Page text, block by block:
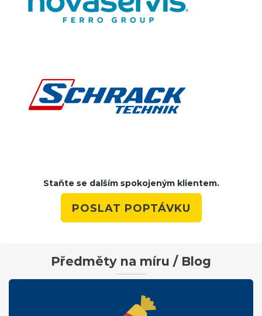
Staňte se dalším spokojeným klientem.
POSLAT POPTÁVKU
Předměty na míru / Blog